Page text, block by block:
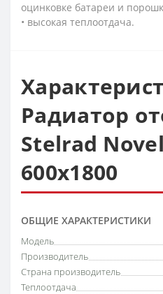
оцинковке батареи и
• высокая теплоотдача.
Радиатор
Stelrad
600х1800
ОБЩИЕ ХАРАКТЕРИСТИКИ
Модель
Производитель
Страна производитель
Теплоотдача